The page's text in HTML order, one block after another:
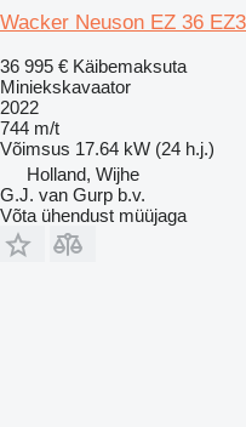
Wacker Neuson EZ 36
36 995 € Käibemaksuta
Miniekskavaator
2022
744 m/t
Võimsus 17.64 kW (24 h.j.)
Holland, Wijhe
G.J. van Gurp b.v.
Võta ühendust müüjaga